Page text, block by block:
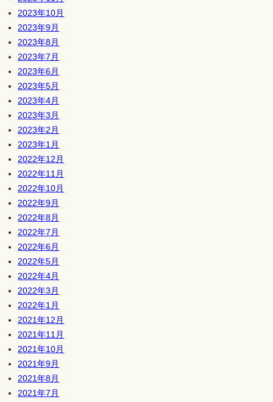
2023年10月
2023年9月
2023年8月
2023年7月
2023年6月
2023年5月
2023年4月
2023年3月
2023年2月
2023年1月
2022年12月
2022年11月
2022年10月
2022年9月
2022年8月
2022年7月
2022年6月
2022年5月
2022年4月
2022年3月
2022年1月
2021年12月
2021年11月
2021年10月
2021年9月
2021年8月
2021年7月